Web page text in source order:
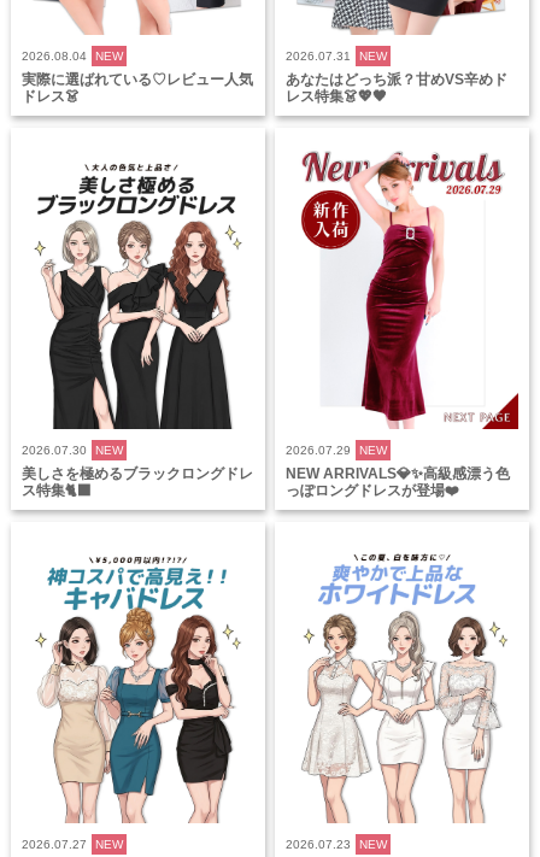
2026.08.04 NEW
実際に選ばれている♡レビュー人気
ドレス👗
2026.07.31 NEW
あなたはどっち派？甘めVS辛めド
レス特集👗💖🖤
2026.07.30 NEW
美しさを極めるブラックロングドレ
ス特集🐈‍⬛
2026.07.29 NEW
NEW ARRIVALS💎✨高級感漂う色
っぽロングドレスが登場❤️
2026.07.27 NEW 2026.07.23 NEW